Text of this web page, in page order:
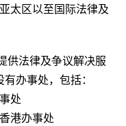
太区以至国际法律及
供法律及争议解决服
办事处，包括：
处
港办事处